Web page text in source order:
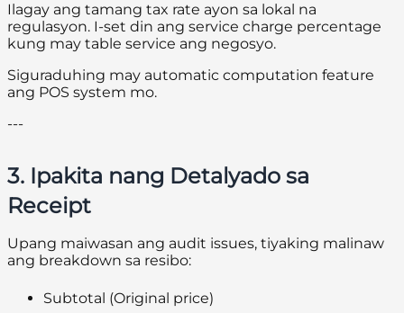
Ilagay ang tamang tax rate ayon sa lokal na
regulasyon. I-set din ang service charge percentage
kung may table service ang negosyo.
Siguraduhing may automatic computation feature
ang POS system mo.
---
3. Ipakita nang Detalyado sa
Receipt
Upang maiwasan ang audit issues, tiyaking malinaw
ang breakdown sa resibo:
Subtotal (Original price)